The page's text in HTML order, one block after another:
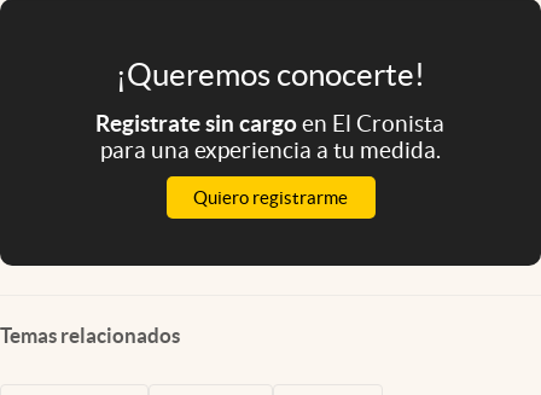
¡Queremos conocerte!
Registrate sin cargoen El Cronista
para una experiencia a tu medida.
Quiero registrarme
Temas relacionados